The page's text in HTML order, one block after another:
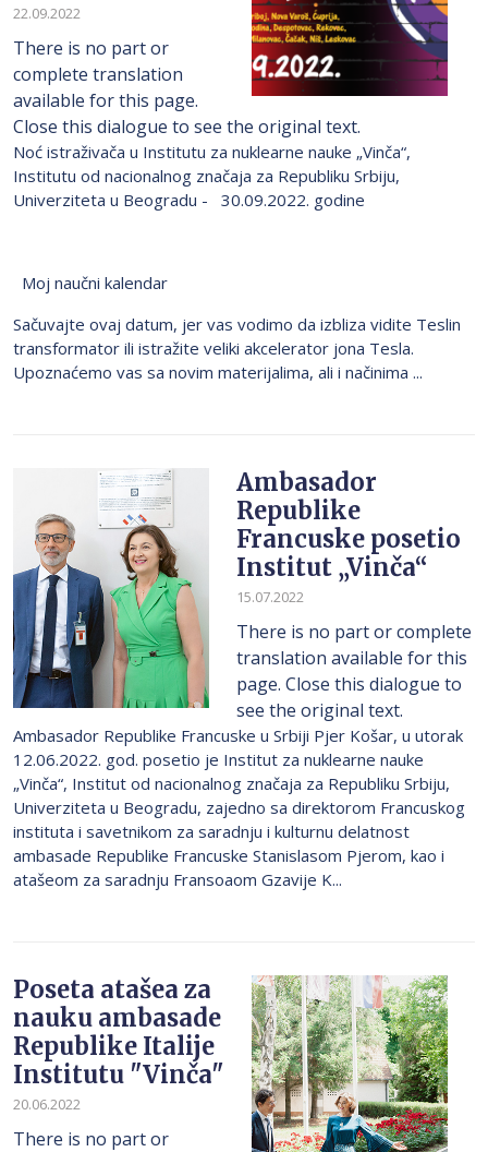
22.09.2022
There is no part or
complete translation
available for this page.
Close this dialogue to see the original text.
Noć istraživača u Institutu za nuklearne nauke „Vinča“,
Institutu od nacionalnog značaja za Republiku Srbiju,
Univerziteta u Beogradu - 30.09.2022. godine
Moj naučni kalendar
Sačuvajte ovaj datum, jer vas vodimo da izbliza vidite Teslin
transformator ili istražite veliki akcelerator jona Tesla.
Upoznaćemo vas sa novim materijalima, ali i načinima ...
Ambasador
Republike
Francuske posetio
Institut „Vinča“
15.07.2022
There is no part or complete
translation available for this
page. Close this dialogue to
see the original text.
Ambasador Republike Francuske u Srbiji Pjer Košar, u utorak
12.06.2022. god. posetio je Institut za nuklearne nauke
„Vinča“, Institut od nacionalnog značaja za Republiku Srbiju,
Univerziteta u Beogradu, zajedno sa direktorom Francuskog
instituta i savetnikom za saradnju i kulturnu delatnost
ambasade Republike Francuske Stanislasom Pjerom, kao i
atašeom za saradnju Fransoaom Gzavije K...
Poseta atašea za
nauku ambasade
Republike Italije
Institutu "Vinča"
20.06.2022
There is no part or